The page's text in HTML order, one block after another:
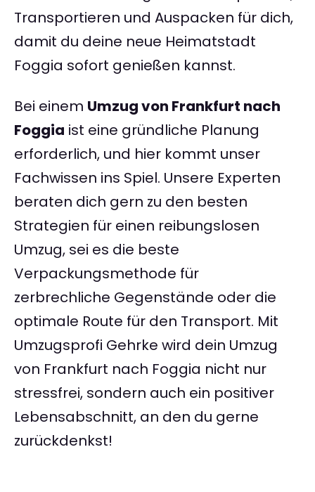
Transportieren und Auspacken für dich,
damit du deine neue Heimatstadt
Foggia sofort genießen kannst.
Bei einem Umzug von Frankfurt nach
Foggia ist eine gründliche Planung
erforderlich, und hier kommt unser
Fachwissen ins Spiel. Unsere Experten
beraten dich gern zu den besten
Strategien für einen reibungslosen
Umzug, sei es die beste
Verpackungsmethode für
zerbrechliche Gegenstände oder die
optimale Route für den Transport. Mit
Umzugsprofi Gehrke wird dein Umzug
von Frankfurt nach Foggia nicht nur
stressfrei, sondern auch ein positiver
Lebensabschnitt, an den du gerne
zurückdenkst!